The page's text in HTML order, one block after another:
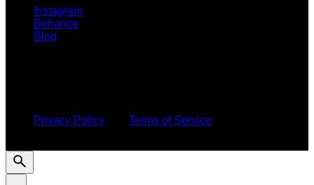
Instagram
Behance
Blog
Privacy Policy
Terms of Service